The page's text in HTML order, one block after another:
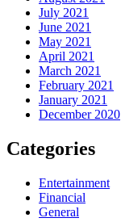
July 2021
June 2021
May 2021
April 2021
March 2021
February 2021
January 2021
December 2020
Categories
Entertainment
Financial
General